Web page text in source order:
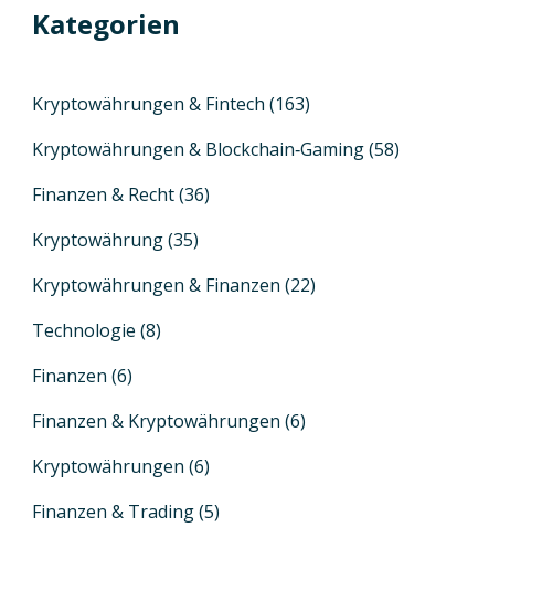
Kategorien
Kryptowährungen & Fintech (163)
Kryptowährungen & Blockchain‑Gaming(58)
Finanzen & Recht(36)
Kryptowährung(35)
Kryptowährungen & Finanzen (22)
Technologie (8)
Finanzen (6)
Finanzen & Kryptowährungen (6)
Kryptowährungen (6)
Finanzen & Trading(5)